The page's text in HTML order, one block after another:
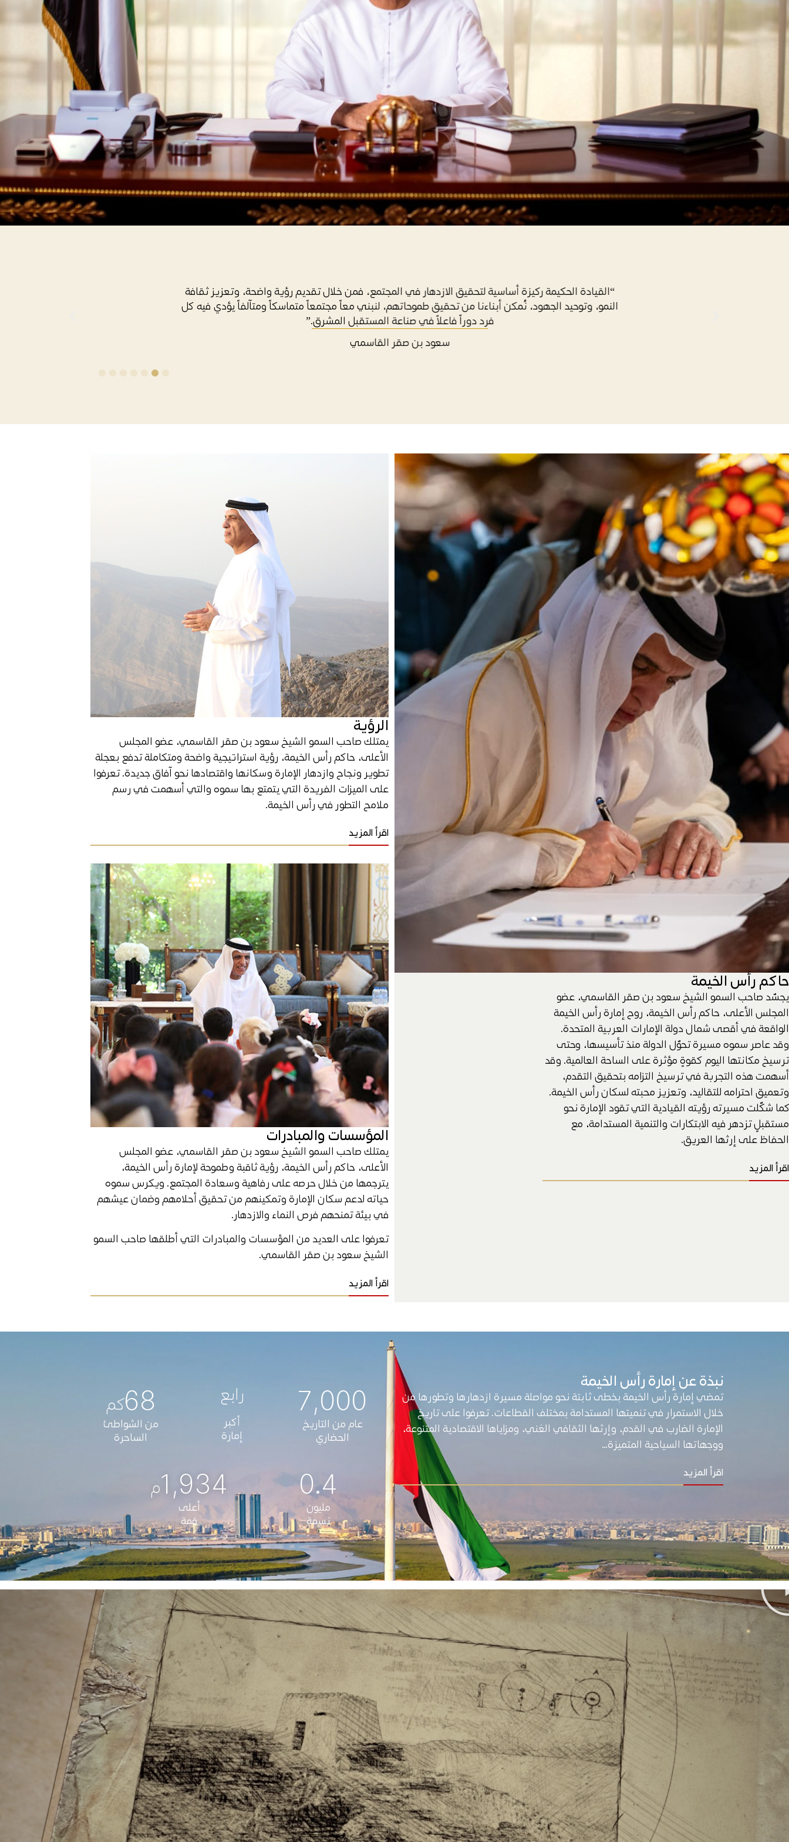
“غايتنا هي بناء مجتمع مزدهر عماده التعليم والقيم الإنسانية، ضمن منظومة متكاملة تُجسّد التزامنا بترسيخ
ثقافة التعايش والتسامح، انطلاقاً من إيماننا بأن المعرفة والمحبة ركيزتان أساسيتان في مجتمعنا المتنوع
والمتآلف.”
سعود بن صقر القاسمي
حاكم رأس الخيمة
يجسّد صاحب السمو الشيخ سعود بن صقر القاسمي، عضو
المجلس الأعلى، حاكم رأس الخيمة، روح إمارة رأس الخيمة
الواقعة في أقصى شمال دولة الإمارات العربية المتحدة.
وقد عاصر سموه مسيرة تحوّل الدولة منذ تأسيسها، وحتى
ترسيخ مكانتها اليوم كقوةٍ مؤثرة على الساحة العالمية. وقد
أسهمت هذه التجربة في ترسيخ التزامه بتحقيق التقدم،
وتعميق احترامه للتقاليد، وتعزيز محبته لسكان رأس الخيمة.
كما شكّلت مسيرته رؤيته القيادية التي تقود الإمارة نحو
مستقبلٍ تزدهر فيه الابتكارات والتنمية المستدامة، مع
الحفاظ على إرثها العريق.
اقرأ المزيد
الرؤية
يمتلك صاحب السمو الشيخ سعود بن صقر القاسمي، عضو المجلس
الأعلى، حاكم رأس الخيمة، رؤية استراتيجية واضحة ومتكاملة تدفع بعجلة
تطوير ونجاح وازدهار الإمارة وسكانها واقتصادها نحو آفاق جديدة. تعرفوا
على الميزات الفريدة التي يتمتع بها سموه والتي أسهمت في رسم
ملامح التطور في رأس الخيمة.
اقرأ المزيد
المؤسسات والمبادرات
يمتلك صاحب السمو الشيخ سعود بن صقر القاسمي، عضو المجلس
الأعلى، حاكم رأس الخيمة، رؤية ثاقبة وطموحة لإمارة رأس الخيمة،
يترجمها من خلال حرصه على رفاهية وسعادة المجتمع. ويكرس سموه
حياته لدعم سكان الإمارة وتمكينهم من تحقيق أحلامهم وضمان عيشهم
في بيئة تمنحهم فرص النماء والازدهار.
تعرفوا على العديد من المؤسسات والمبادرات التي أطلقها صاحب السمو
الشيخ سعود بن صقر القاسمي.
اقرأ المزيد
نبذة عن إمارة رأس الخيمة
تمضي إمارة رأس الخيمة بخطى ثابتة نحو مواصلة مسيرة ازدهارها وتطورها من
خلال الاستمرار في تنميتها المستدامة بمختلف القطاعات. تعرفوا على تاريخ
الإمارة الضارب في القدم، وإرثها الثقافي الغني، ومزاياها الاقتصادية المتنوعة،
ووجهاتها السياحية المتميزة…
اقرأ المزيد
عام من التاريخ
الحضاري
7,000
أكبر
إمارة
رابع
من الشواطئ
الساحرة
68كم
مليون
نسمة
0.4
أعلى
قمة
1,934م